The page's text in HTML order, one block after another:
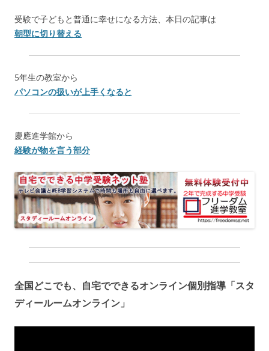
受験で子どもと普通に幸せになる方法、本日の記事は
朝型に切り替える
5年生の教室から
パソコンの扱いが上手くなると
慶應進学館から
経験が物を言う部分
全国どこでも、自宅でできるオンライン個別指導「スタ
ディールームオンライン」